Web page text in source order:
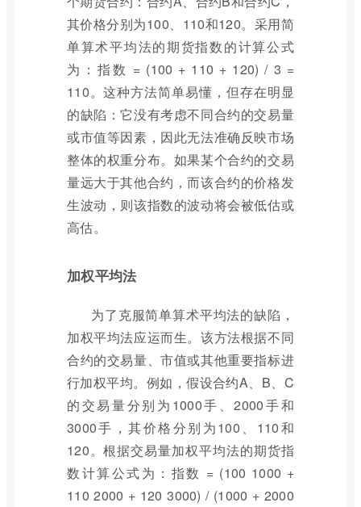
其价格分别为100、110和120。采用简
单算术平均法的期货指数的计算公式
为：指数 = (100 + 110 + 120) / 3 =
110。这种方法简单易懂，但存在明显
的缺陷：它没有考虑不同合约的交易量
或市值等因素，因此无法准确反映市场
整体的权重分布。如果某个合约的交易
量远大于其他合约，而该合约的价格发
生波动，则该指数的波动将会被低估或
高估。
加权平均法
为了克服简单算术平均法的缺陷，
加权平均法应运而生。该方法根据不同
合约的交易量、市值或其他重要指标进
行加权平均。例如，假设合约A、B、C
的交易量分别为1000手、2000手和
3000手，其价格分别为100、110和
120。根据交易量加权平均法的期货指
数计算公式为：指数 = (100 1000 +
110 2000 + 120 3000) / (1000 + 2000